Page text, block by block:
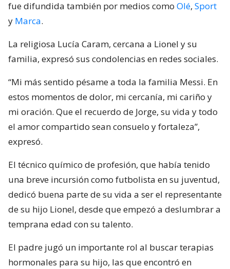
fue difundida también por medios como Olé, Sport
y Marca.
La religiosa Lucía Caram, cercana a Lionel y su
familia, expresó sus condolencias en redes sociales.
“Mi más sentido pésame a toda la familia Messi. En
estos momentos de dolor, mi cercanía, mi cariño y
mi oración. Que el recuerdo de Jorge, su vida y todo
el amor compartido sean consuelo y fortaleza”,
expresó.
El técnico químico de profesión, que había tenido
una breve incursión como futbolista en su juventud,
dedicó buena parte de su vida a ser el representante
de su hijo Lionel, desde que empezó a deslumbrar a
temprana edad con su talento.
El padre jugó un importante rol al buscar terapias
hormonales para su hijo, las que encontró en